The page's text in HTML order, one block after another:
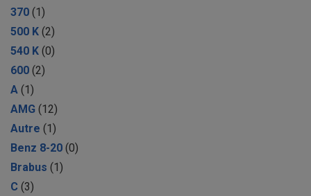
370 (1)
500 K (2)
540 K (0)
600 (2)
A (1)
AMG (12)
Autre (1)
Benz 8-20 (0)
Brabus (1)
C (3)